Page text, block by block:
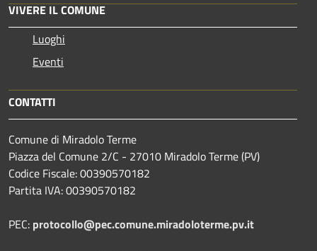
VIVERE IL COMUNE
Luoghi
Eventi
CONTATTI
Comune di Miradolo Terme
Piazza del Comune 2/C - 27010 Miradolo Terme (PV)
Codice Fiscale: 00390570182
Partita IVA: 00390570182
PEC: protocollo@pec.comune.miradoloterme.pv.it